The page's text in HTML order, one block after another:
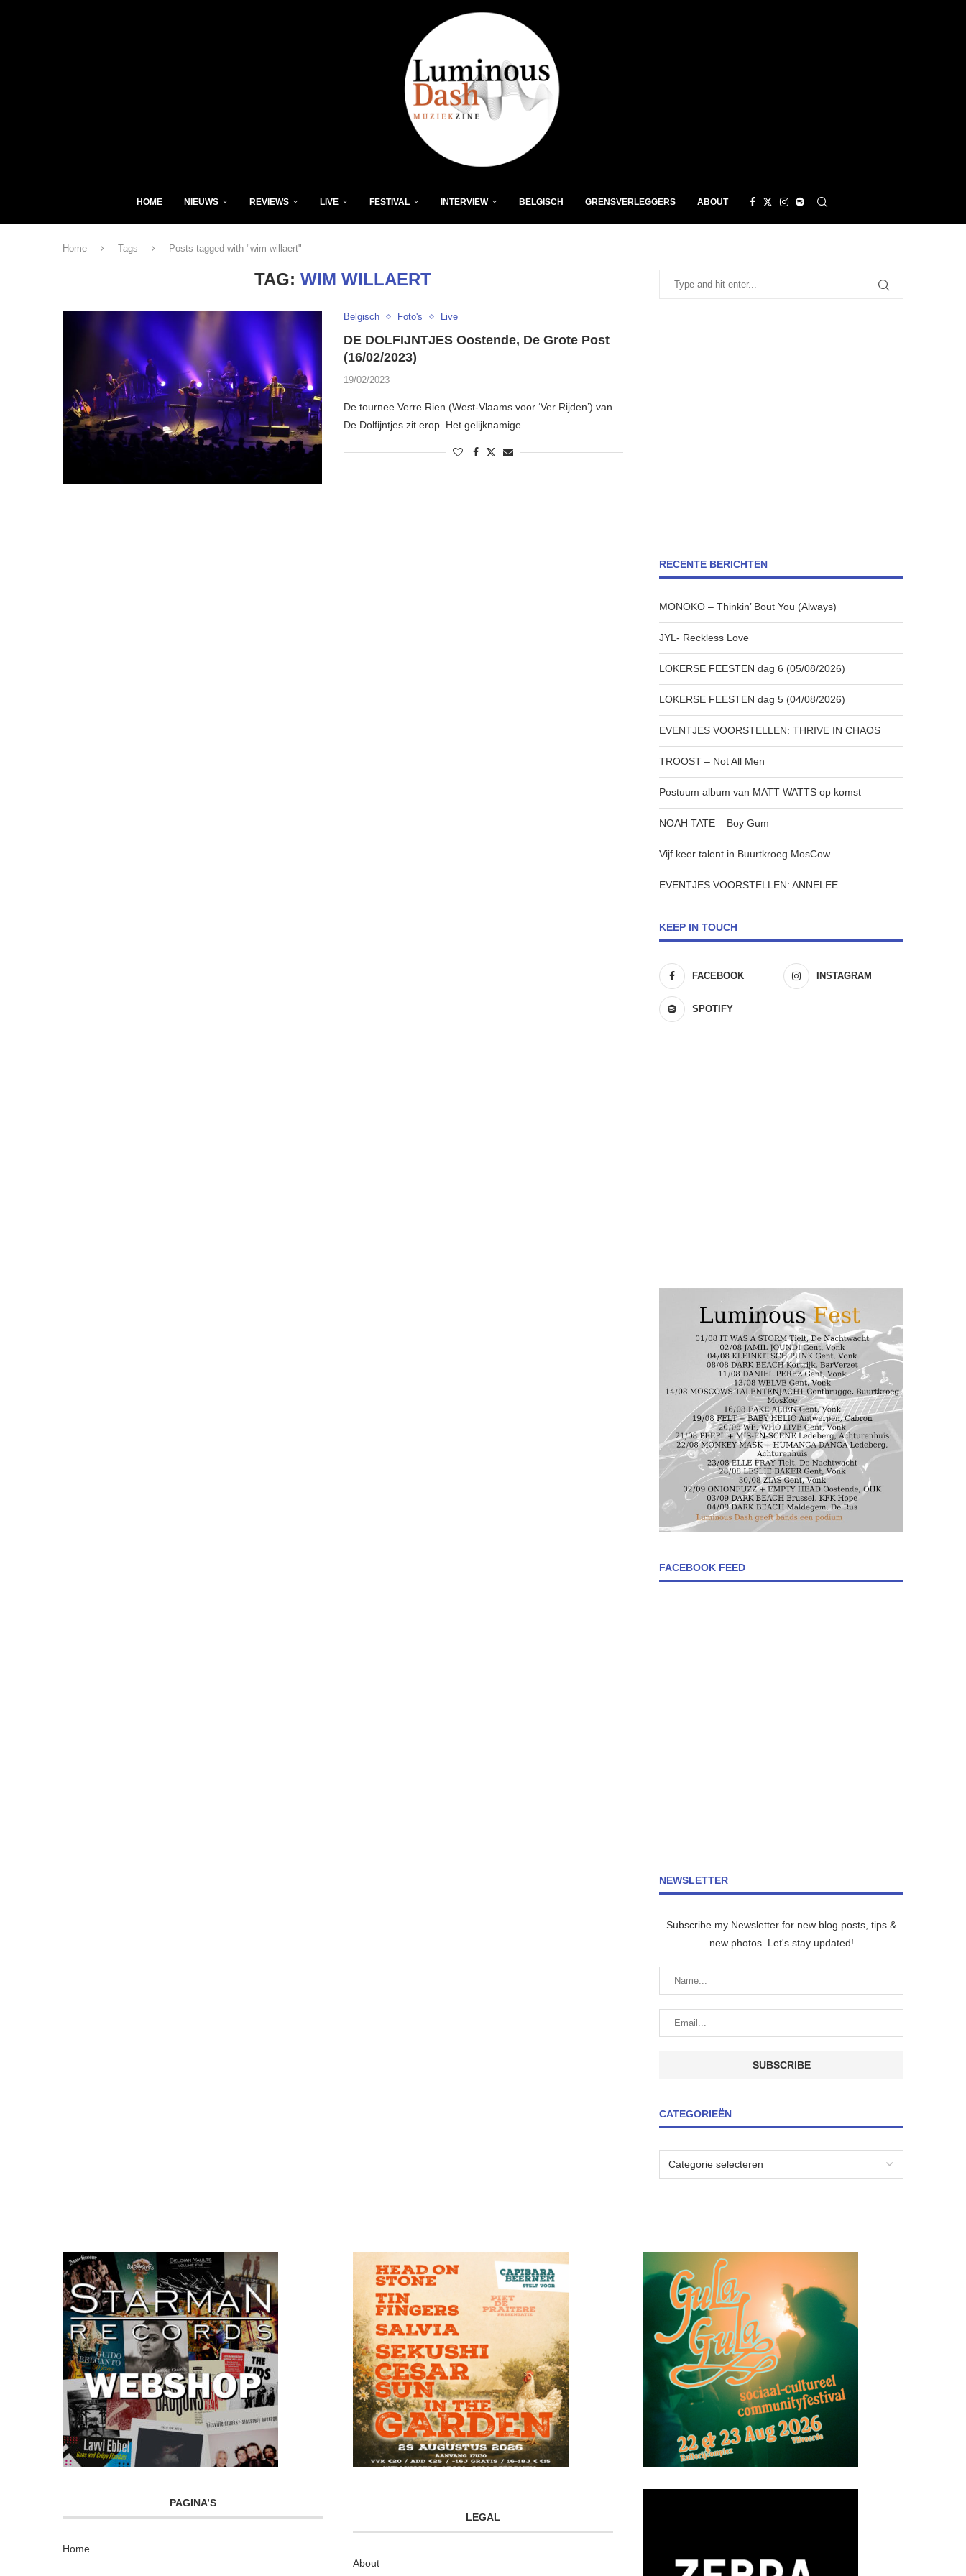
HOME NIEUWS REVIEWS LIVE FESTIVAL INTERVIEW BELGISCH GRENSVERLEGGERS ABOUT
Home Tags Posts tagged with "wim willaert"
TAG: WIM WILLAERT
Belgisch Foto's Live
DE DOLFIJNTJES Oostende, De Grote Post
(16/02/2023)
19/02/2023
De tournee Verre Rien (West-Vlaams voor ‘Ver Rijden’) van
De Dolfijntjes zit erop. Het gelijknamige …
RECENTE BERICHTEN
MONOKO – Thinkin’ Bout You (Always)
JYL- Reckless Love
LOKERSE FEESTEN dag 6 (05/08/2026)
LOKERSE FEESTEN dag 5 (04/08/2026)
EVENTJES VOORSTELLEN: THRIVE IN CHAOS
TROOST – Not All Men
Postuum album van MATT WATTS op komst
NOAH TATE – Boy Gum
Vijf keer talent in Buurtkroeg MosCow
EVENTJES VOORSTELLEN: ANNELEE
KEEP IN TOUCH
FACEBOOK INSTAGRAM
SPOTIFY
FACEBOOK FEED
NEWSLETTER
Subscribe my Newsletter for new blog posts, tips &
new photos. Let's stay updated!
CATEGORIEËN
PAGINA’S
Home
LEGAL
About